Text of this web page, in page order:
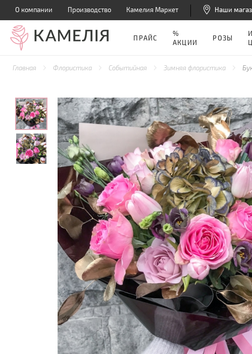
О компании Производство Камелия Маркет Наши
ПРАЙС
%
АКЦИИ
РОЗЫ
Главная Флористика Событийная Зимняя флористика